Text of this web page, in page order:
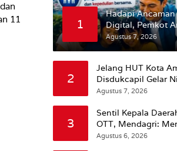
11
1
Hadapi
Digital, Pemkot
Peran Keluarga
Agustus 7, 2026
2
Jelang HUT Kota
Disdukcapil Gelar
Agustus 7, 2026
3
Sentil Kepala
OTT, Mendagri:
Kemarin Sore
Agustus 6, 2026